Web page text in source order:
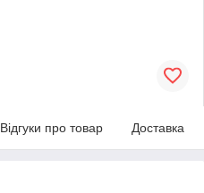
Відгуки про товар Доставка